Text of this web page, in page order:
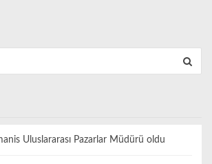
Uluslararası Pazarlar Müdürü oldu